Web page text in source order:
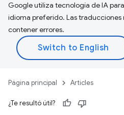
Google utiliza tecnología de IA
idioma preferido. Las traducciones
contener errores.
Página principal Articles
¿Te resultó útil?